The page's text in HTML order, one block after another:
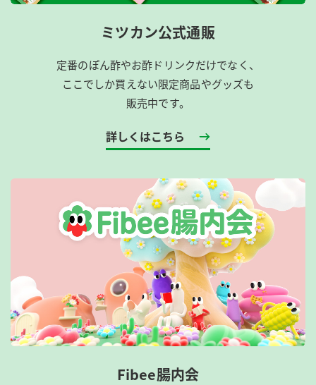
ミツカン公式通販
定番のぽん酢やお酢ドリンクだけでなく、
ここでしか買えない限定商品やグッズも
販売中です。
詳しくはこちら
Fibee腸内会